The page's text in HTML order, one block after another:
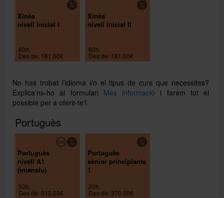
Xinès
nivell inicial I
60h.
Des de: 181,00€
Xinès
nivell inicial II
60h.
Des de: 181,00€
No has trobat l’idioma i/o el tipus de curs que necessites?
Explica’ns-ho al formulari Més informació i farem tot el
possible per a oferir-te’l.
Portuguès
Portuguès
nivell A1
(intensiu)
50h.
Des de: 512,00€
Portuguès
sènior principiants
1
20h.
Des de: 270,00€